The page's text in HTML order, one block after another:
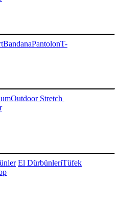
BandanaPantolonT-
Outdoor Stretch
El DürbünleriTüfek